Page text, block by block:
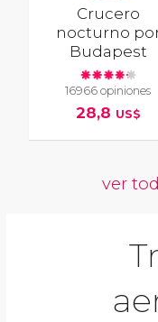
Crucero
nocturno
Budapest
16966 opiniones
28,8 US$
ver